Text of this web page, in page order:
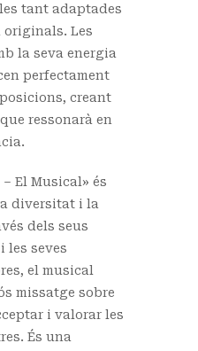
tant adaptades
originals. Les
la seva energia
perfectament
creant
ressonarà en
El Musical» és
diversitat i la
dels seus
les seves
el musical
missatge sobre
i valorar les
És una